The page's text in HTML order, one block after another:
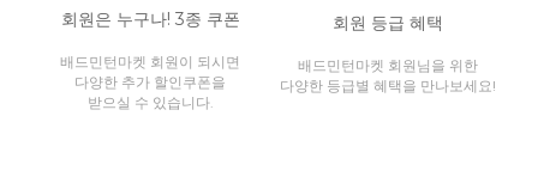
회원은 누구나! 3종 쿠폰
배드민턴마켓 회원이 되시면
다양한 추가 할인쿠폰을
받으실 수 있습니다.
회원 등급 혜택
배드민턴마켓 회원님을 위한
다양한 등급별 혜택을 만나보세요!